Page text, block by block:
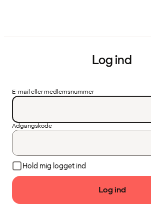
Log ind
E-mail eller medlemsnummer
Adgangskode
Hold mig logget ind
Log ind